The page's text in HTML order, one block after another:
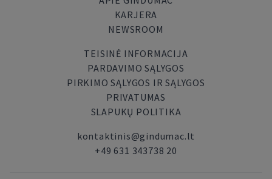
KARJERA
NEWSROOM
TEISINĖ INFORMACIJA
PARDAVIMO SĄLYGOS
PIRKIMO SĄLYGOS IR SĄLYGOS
PRIVATUMAS
SLAPUKŲ POLITIKA
kontaktinis@gindumac.lt
+49 631 343738 20